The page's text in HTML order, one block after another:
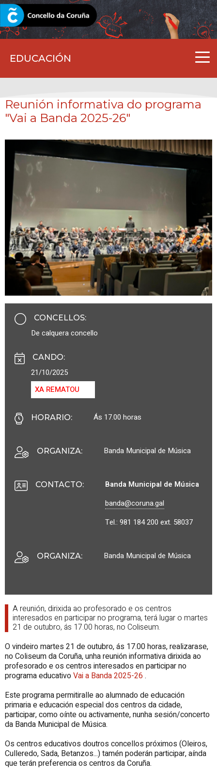
EDUCACIÓN
CORUNA.GAL
Reunión informativa do programa
"Vai a Banda 2025-26"
CONCELLOS:
De calquera concello
CANDO:
21/10/2025
XA REMATOU
HORARIO: Ás 17.00 horas
ORGANIZA: Banda Municipal de Música
CONTACTO:
Banda Municipal de Música
banda@coruna.gal
Tel.: 981 184 200 ext. 58037
ORGANIZA: Banda Municipal de Música
A reunión, dirixida ao profesorado e os centros
interesados en participar no programa, terá lugar o martes
21 de outubro, ás 17.00 horas, no Coliseum.
O vindeiro martes 21 de outubro, ás 17.00 horas, realizarase,
no Coliseum da Coruña, unha reunión informativa dirixida ao
profesorado e os centros interesados en participar no
programa educativoVai a Banda 2025-26 .
Este programa permitiralle ao alumnado de educación
primaria e educación especial dos centros da cidade,
participar, como oínte ou activamente, nunha sesión/concerto
da Banda Municipal de Música.
Os centros educativos doutros concellos próximos (Oleiros,
Culleredo, Sada, Betanzos...) tamén poderán participar, aínda
que terán preferencia os centros da Coruña.